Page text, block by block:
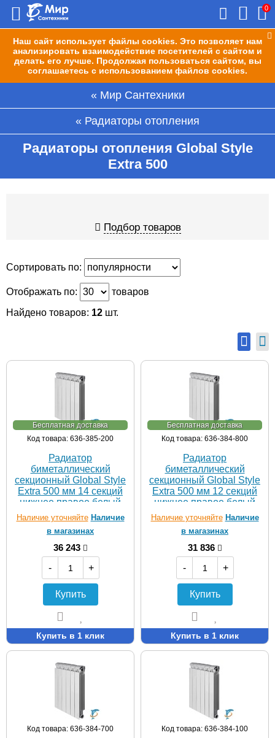
Наш сайт использует файлы cookies. Это позволяет нам
анализировать взаимодействие посетителей с сайтом и
делать его лучше. Продолжая пользоваться сайтом, вы
соглашаетесь с использованием файлов cookies.
0
Мир Сантехники
Радиаторы отопления
Радиаторы отопления Global Style
Extra 500
Подбор товаров
Сортировать по:
Отображать по:
товаров
Найдено товаров: 12 шт.
Бесплатная доставка
Код товара: 636-385-200
Радиатор
биметаллический
секционный Global Style
Extra 500 мм 14 секций
нижнее правое белый
Наличие уточняйте Наличие
в магазинах
36 243
-
+
Купить
Купить в 1 клик
Бесплатная доставка
Код товара: 636-384-800
Радиатор
биметаллический
секционный Global Style
Extra 500 мм 12 секций
нижнее правое белый
Наличие уточняйте Наличие
в магазинах
31 836
-
+
Купить
Купить в 1 клик
Код товара: 636-384-700 Код товара: 636-384-100